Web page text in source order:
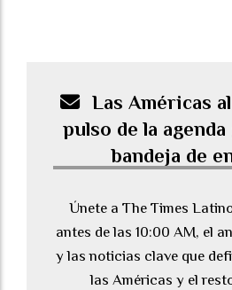
Las Américas
pulso de la
bandeja de
Únete a The Times
antes de las 10:00 AM, el
y las noticias clave que
las Américas y el